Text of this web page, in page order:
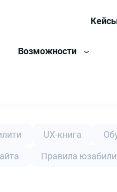
Возможности
UX-книга
Правила